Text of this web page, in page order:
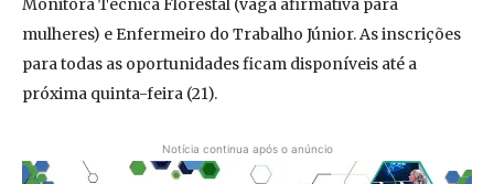
Monitora Técnica Florestal (vaga afirmativa para
mulheres) e Enfermeiro do Trabalho Júnior. As inscrições
para todas as oportunidades ficam disponíveis até a
próxima quinta-feira (21).
Notícia continua após o anúncio